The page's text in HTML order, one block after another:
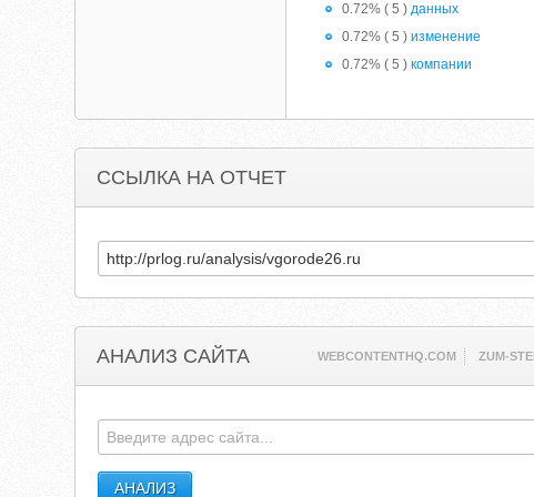
0.72% ( 5 )данных
0.72% ( 5 )изменение
0.72% ( 5 )компании
ССЫЛКА НА ОТЧЕТ
АНАЛИЗ САЙТА WEBCONTENTHQ.COM ZUM-